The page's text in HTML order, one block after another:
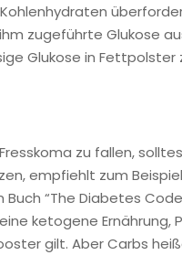
zugeführte Glukose
Glukose in Fettpolster
zu fallen,
empfiehlt zum
“The Diabetes
ketogene
gilt. Aber Carbs